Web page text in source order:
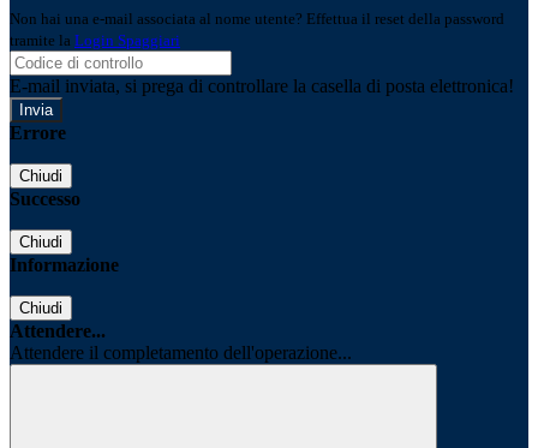
Non hai una e-mail associata al nome utente? Effettua il reset della password
tramite la Login Spaggiari
E-mail inviata, si prega di controllare la casella di posta elettronica!
Errore
Chiudi
Successo
Chiudi
Informazione
Chiudi
Attendere...
Attendere il completamento dell'operazione...